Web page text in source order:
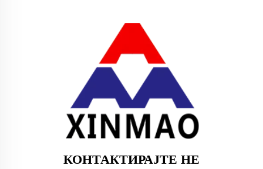
КОНТАКТИРАЈТЕ НЕ